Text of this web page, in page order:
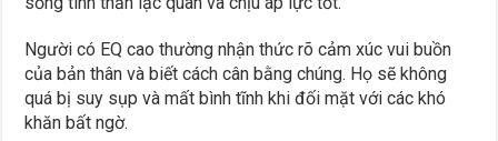
Người có EQ cao thường nhận thức rõ cảm xúc vui buồn
của bản thân và biết cách cân bằng chúng. Họ sẽ không
quá bị suy sụp và mất bình tĩnh khi đối mặt với các khó
khăn bất ngờ.